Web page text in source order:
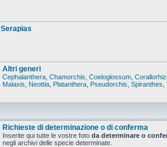
Serapias
Altri generi
Cephalanthera Chamorchis Coeloglossum
Malaxis
Neottia Platanthera Pseudorchis Spiranthes
Richieste di determinazione o di conferma
Inserite qui tutte le vostre foto da determinare o
negli archivi delle specie determinate.